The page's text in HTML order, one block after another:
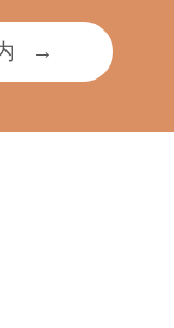
→